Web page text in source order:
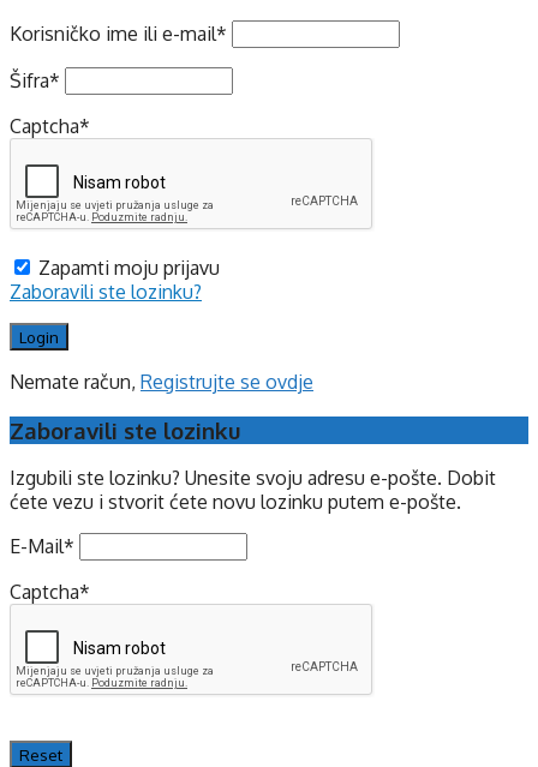
Korisničko ime ili e-mail*
Šifra*
Captcha*
Zapamti moju prijavu
Zaboravili ste lozinku?
Nemate račun, Registrujte se ovdje
Zaboravili ste lozinku
Izgubili ste lozinku? Unesite svoju adresu e-pošte. Dobit
ćete vezu i stvorit ćete novu lozinku putem e-pošte.
E-Mail*
Captcha*